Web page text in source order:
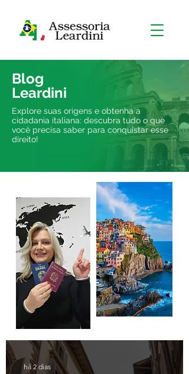
Blog
Leardini
Explore suas origens e obtenha a
cidadania italiana: descubra tudo o que
você precisa saber para conquistar esse
direito!
há 2 dias